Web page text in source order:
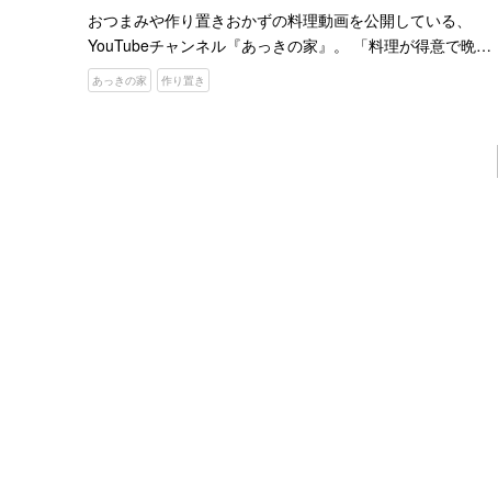
おつまみや作り置きおかずの料理動画を公開している、
YouTubeチャンネル『あっきの家』。 「料理が得意で晩酌
が好き」という投稿者さんが、アイディアレシピを動画で
紹介しています。 例えば、こちらの動画のテーマは長イモ
あっきの家 作り置き